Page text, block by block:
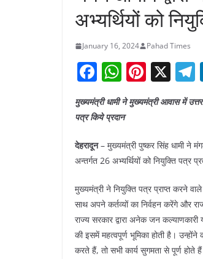
अभ्यर्थियों को
January 16, 2024 Pahad Times
F
a
c
b
o
o
k
W
h
at
A
p
p
Pi
nt
er
st
X
मुख्यमंत्री धामी ने मुख्यमंत्री आवास में
पत्र किये प्रदान
देहरादून– मुख्यमंत्री पुष्कर सिंह धामी ने
अन्तर्गत 26 अभ्यर्थियों को नियुक्ति
मुख्यमंत्री ने नियुक्ति पत्र प्राप्त करने
साथ अपने कर्तव्यों का निर्वहन करेंगे और
राज्य सरकार द्वारा अनेक जन
की इसमें महत्वपूर्ण भूमिका होती है।
करते हैं, तो सभी कार्य सुगमता से पूर्ण